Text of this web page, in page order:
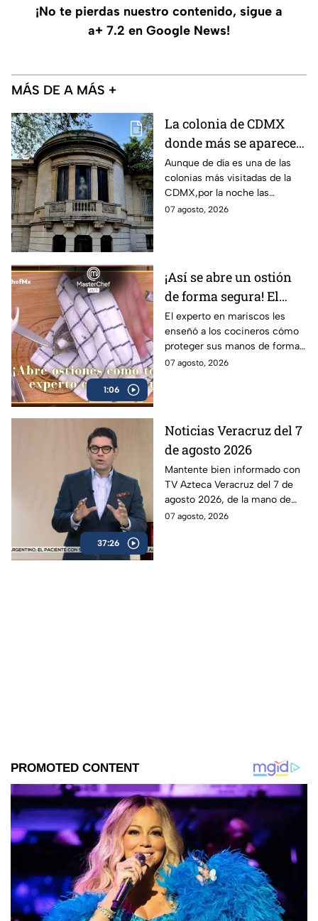
¡No te pierdas nuestro contenido, sigue a
a+ 7.2 en Google News!
MÁS DE A MÁS +
La colonia de CDMX
donde más se aparecen
fantasmas y causa más
miedo, según la IA
Aunque de día es una de las
colonias más visitadas de la
CDMX,por la noche las
historias cambian.
07 agosto, 2026
1:06
¡Así se abre un ostión
de forma segura! El
truco del Chef Alberto
Collarte para no
cortarte en el intento
(VIDEO)
El experto en mariscos les
enseñó a los cocineros cómo
proteger sus manos de forma
efectiva al momento de
07 agosto, 2026
37:26
Noticias Veracruz del 7
de agosto 2026
Mantente bien informado con
TV Azteca Veracruz del 7 de
agosto 2026, de la mano de
Berenice Girón y Gerson
07 agosto, 2026